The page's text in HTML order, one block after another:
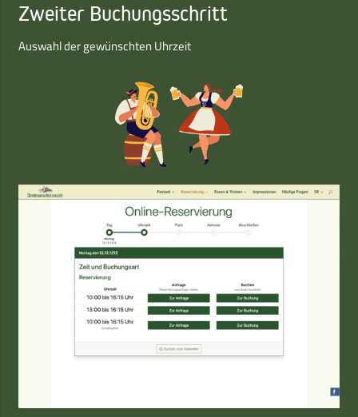
Zweiter Buchungsschritt
Auswahl der gewünschten Uhrzeit